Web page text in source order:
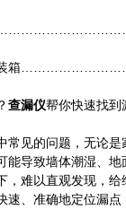
装箱
查漏仪帮你快速找到
见的问题，无论是
能导致墙体潮湿、
，难以直观发现，
速、准确地定位漏